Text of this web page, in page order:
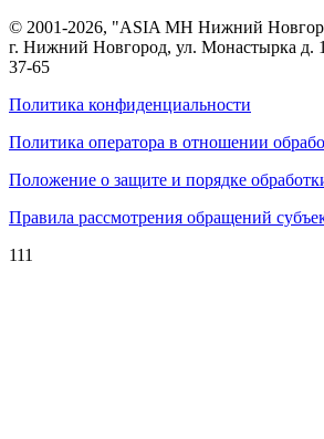
© 2001-2026, "ASIA MH Нижний
г. Нижний Новгород, ул. Монастырка д.
37-65
Политика конфиденциальности
Политика оператора в отношении
Положение о защите и порядке
Правила рассмотрения обращений
111